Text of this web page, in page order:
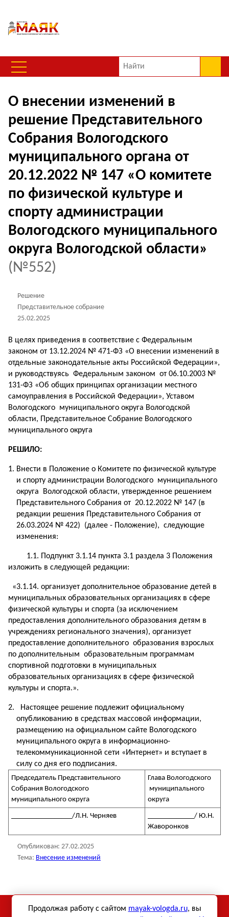
О внесении изменений в
решение Представительного
Собрания Вологодского
муниципального органа от
20.12.2022 № 147 «О комитете
по физической культуре и
спорту администрации
Вологодского муниципального
округа Вологодской области»
(№552)
Решение
Представительное собрание
25.02.2025
В целях приведения в соответствие с Федеральным
законом от 13.12.2024 № 471-ФЗ «О внесении изменений в
отдельные законодательные акты Российской Федерации»,
и руководствуясь Федеральным законом от 06.10.2003 №
131-ФЗ «Об общих принципах организации местного
самоуправления в Российской Федерации», Уставом
Вологодского муниципального округа Вологодской
области, Представительное Собрание Вологодского
муниципального округа
РЕШИЛО:
Внести в Положение о Комитете по физической культуре
и спорту администрации Вологодского муниципального
округа Вологодской области, утвержденное решением
Представительного Собрания от 20.12.2022 № 147 (в
редакции решения Представительного Собрания от
26.03.2024 № 422) (далее - Положение), следующие
изменения:
1.1. Подпункт 3.1.14 пункта 3.1 раздела 3 Положения
изложить в следующей редакции:
«3.1.14. организует дополнительное образование детей в
муниципальных образовательных организациях в сфере
физической культуры и спорта (за исключением
предоставления дополнительного образования детям в
учреждениях регионального значения), организует
предоставление дополнительного образования взрослых
по дополнительным образовательным программам
спортивной подготовки в муниципальных
образовательных организациях в сфере физической
культуры и спорта.».
Настоящее решение подлежит официальному
опубликованию в средствах массовой информации,
размещению на официальном сайте Вологодского
муниципального округа в информационно-
телекоммуникационной сети «Интернет» и вступает в
силу со дня его подписания.
Председатель Представительного
Собрания Вологодского
муниципального округа
Глава Вологодского
муниципального
округа
_________________/Л.Н. Черняев
_____________/ Ю.Н.
Жаворонков
Опубликован: 27.02.2025
Тема: Внесение изменений
Использование материалов сетевого издания «Маяк-
Продолжая работу с сайтом mayak-vologda.ru, вы